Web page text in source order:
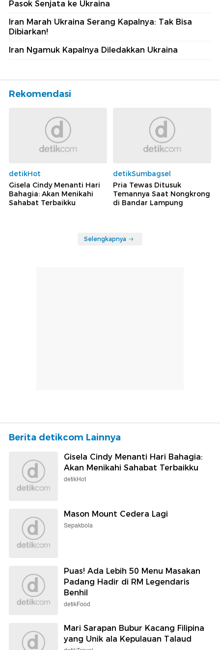
Pasok Senjata ke Ukraina
Iran Marah Ukraina Serang Kapalnya: Tak Bisa
Dibiarkan!
Iran Ngamuk Kapalnya Diledakkan Ukraina
Rekomendasi
detikHot
Gisela Cindy Menanti Hari
Bahagia: Akan Menikahi
Sahabat Terbaikku
detikSumbagsel
Pria Tewas Ditusuk
Temannya Saat Nongkrong
di Bandar Lampung
Selengkapnya
Berita detikcom Lainnya
Gisela Cindy Menanti Hari Bahagia:
Akan Menikahi Sahabat Terbaikku
detikHot
Mason Mount Cedera Lagi
Sepakbola
Puas! Ada Lebih 50 Menu Masakan
Padang Hadir di RM Legendaris
Benhil
detikFood
Mari Sarapan Bubur Kacang Filipina
yang Unik ala Kepulauan Talaud